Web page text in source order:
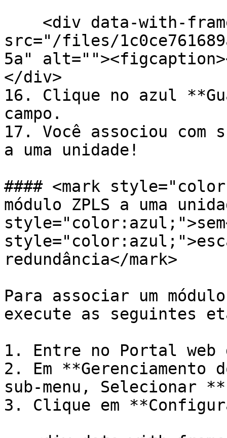
src="/files/
5a"
</div>
16. Clique no azul
campo.
17. Você associou com
a uma unidade!
#### <mark
módulo ZPLS a uma
redundância</mark>
Para associar um
execute as seguintes
1. Entre no Portal web
2. Em
sub-menu, Selecionar
3. Clique em